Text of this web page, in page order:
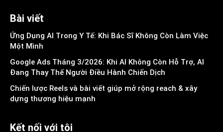
Bài viết
Ứng Dụng AI Trong Y Tế: Khi Bác Sĩ Không Còn Làm Việc
Một Mình
Google Ads Tháng 3/2026: Khi AI Không Còn Hỗ Trợ, AI
Đang Thay Thế Người Điều Hành Chiến Dịch
Chiến lược Reels và bài viết giúp mở rộng reach & xây
dựng thương hiệu mạnh
Kết nối với tôi